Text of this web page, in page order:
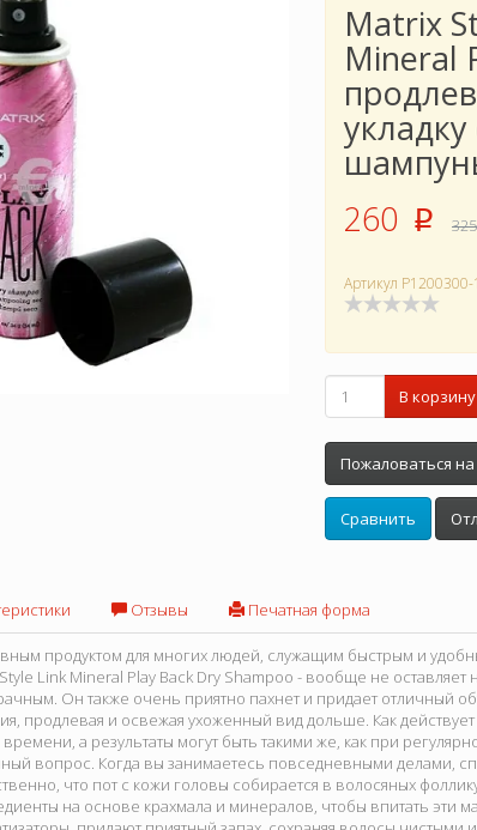
Matrix
Mineral
укладку
260 p 325
Артикул P1200300-1
В корзину
Пожаловаться
Сравнить
Отзывы Печатная форма
продуктом для многих людей, служащим быстрым и
Link Mineral Play Back Dry Shampoo - вообще не оставляет
Он также очень приятно пахнет и придает отличный
продлевая и освежая ухоженный вид дольше. Как
а результаты могут быть такими же, как при
вопрос. Когда вы занимаетесь повседневными делами,
что пот с кожи головы собирается в волосяных
на основе крахмала и минералов, чтобы впитать эти